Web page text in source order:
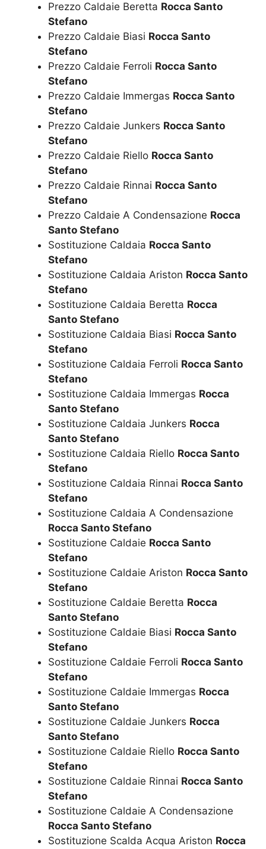
Prezzo Caldaie Beretta Rocca Santo
Stefano
Prezzo Caldaie Biasi Rocca Santo
Stefano
Prezzo Caldaie Ferroli Rocca Santo
Stefano
Prezzo Caldaie Immergas Rocca Santo
Stefano
Prezzo Caldaie Junkers Rocca Santo
Stefano
Prezzo Caldaie Riello Rocca Santo
Stefano
Prezzo Caldaie Rinnai Rocca Santo
Stefano
Prezzo Caldaie A Condensazione Rocca
Santo Stefano
Sostituzione Caldaia Rocca Santo
Stefano
Sostituzione Caldaia Ariston Rocca Santo
Stefano
Sostituzione Caldaia Beretta Rocca
Santo Stefano
Sostituzione Caldaia Biasi Rocca Santo
Stefano
Sostituzione Caldaia Ferroli Rocca Santo
Stefano
Sostituzione Caldaia Immergas Rocca
Santo Stefano
Sostituzione Caldaia Junkers Rocca
Santo Stefano
Sostituzione Caldaia Riello Rocca Santo
Stefano
Sostituzione Caldaia Rinnai Rocca Santo
Stefano
Sostituzione Caldaia A Condensazione
Rocca Santo Stefano
Sostituzione Caldaie Rocca Santo
Stefano
Sostituzione Caldaie Ariston Rocca Santo
Stefano
Sostituzione Caldaie Beretta Rocca
Santo Stefano
Sostituzione Caldaie Biasi Rocca Santo
Stefano
Sostituzione Caldaie Ferroli Rocca Santo
Stefano
Sostituzione Caldaie Immergas Rocca
Santo Stefano
Sostituzione Caldaie Junkers Rocca
Santo Stefano
Sostituzione Caldaie Riello Rocca Santo
Stefano
Sostituzione Caldaie Rinnai Rocca Santo
Stefano
Sostituzione Caldaie A Condensazione
Rocca Santo Stefano
Sostituzione Scalda Acqua Ariston Rocca